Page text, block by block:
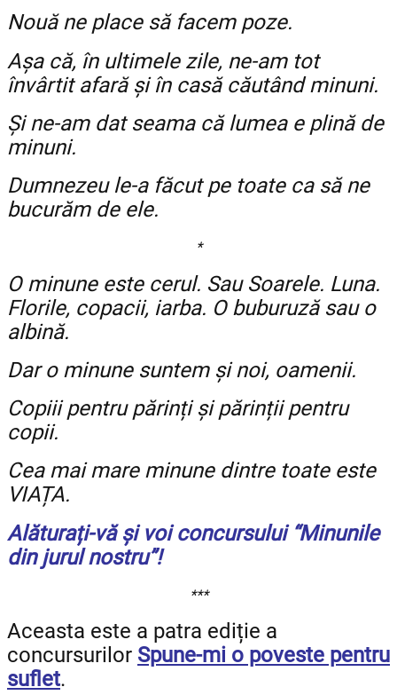
Nouă ne place să facem poze.
Așa că, în ultimele zile, ne-am tot
învârtit afară și în casă căutând minuni.
Și ne-am dat seama că lumea e plină de
minuni.
Dumnezeu le-a făcut pe toate ca să ne
bucurăm de ele.
*
O minune este cerul. Sau Soarele. Luna.
Florile, copacii, iarba. O buburuză sau o
albină.
Dar o minune suntem și noi, oamenii.
Copiii pentru părinți și părinții pentru
copii.
Cea mai mare minune dintre toate este
VIAȚA.
Alăturați-vă și voi concursului “Minunile
din jurul nostru”!
***
Aceasta este a patra ediție a
concursurilor Spune-mi o poveste pentru
suflet.